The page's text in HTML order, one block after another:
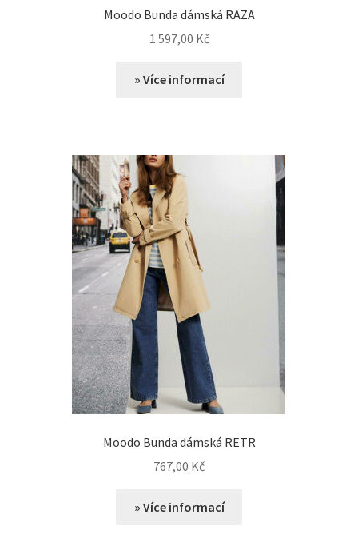
Moodo Bunda dámská RAZA
1 597,00 Kč
» Více informací
Moodo Bunda dámská RETR
767,00 Kč
» Více informací